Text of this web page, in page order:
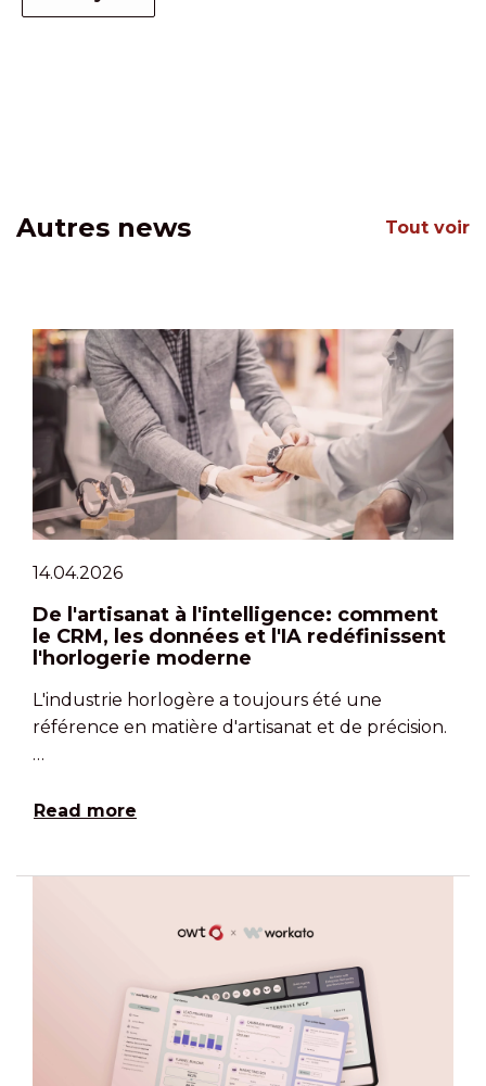
Autres news Tout voir
14.04.2026
De l'artisanat à l'intelligence: comment
le CRM, les données et l'IA redéfinissent
l'horlogerie moderne
L'industrie horlogère a toujours été une
référence en matière d'artisanat et de précision.
…
Read more